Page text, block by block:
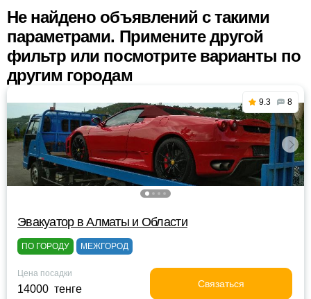
Не найдено объявлений с такими
параметрами. Примените другой
фильтр или посмотрите варианты по
другим городам
9.3 8
Эвакуатор в Алматы и Области
ПО ГОРОДУ МЕЖГОРОД
Цена посадки
14000 тенге Связаться